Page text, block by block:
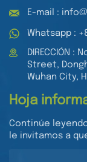
E-mail :
Whatsapp :
DIRECCIÓN :
Street,
Wuhan City,
Hoja
Continúe
le invitamos a